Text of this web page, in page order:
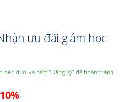
ưu đãi giảm học
dưới và bấm “Đăng Ký” để hoàn thành.